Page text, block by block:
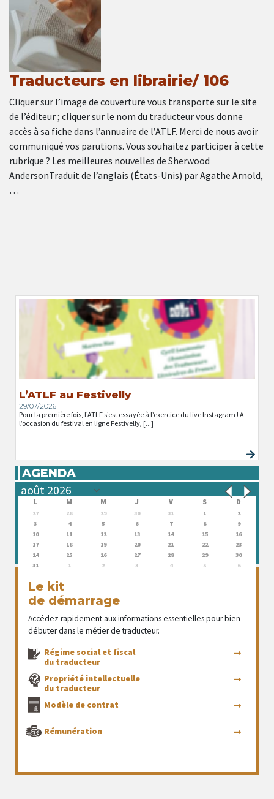
Traducteurs en librairie/ 106
Cliquer sur l’image de couverture vous transporte sur le site
de l’éditeur ; cliquer sur le nom du traducteur vous donne
accès à sa fiche dans l’annuaire de l’ATLF. Merci de nous avoir
communiqué vos parutions. Vous souhaitez participer à cette
rubrique ? Les meilleures nouvelles de Sherwood
AndersonTraduit de l’anglais (États-Unis) par Agathe Arnold,
…
L’ATLF au Festivelly
29/07/2026
Pour la première fois, l’ATLF s’est essayée à l’exercice du live Instagram ! A
l’occasion du festival en ligne Festivelly, [...]
AGENDA
L M M J V S D
27 28 29 30 31 1
2
3
4 5 6 7 8
9
10
11 12 13 14 15
16
17
18 19 20 21 22
23
24
25 26 27 28 29
30
31
1 2 3 4 5 6
Le kit
de démarrage
Accédez rapidement aux informations essentielles pour bien
débuter dans le métier de traducteur.
Régime social et fiscal
du traducteur
Propriété intellectuelle
du traducteur
Modèle de contrat
Rémunération